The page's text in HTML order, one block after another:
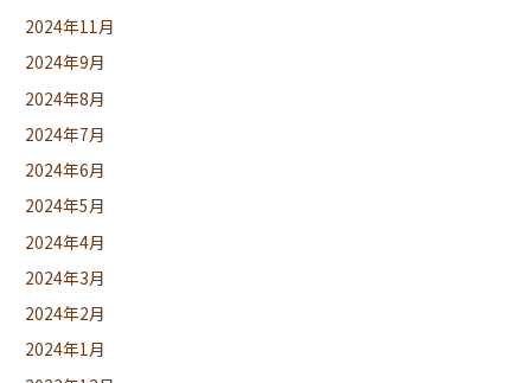
2024年11月
2024年9月
2024年8月
2024年7月
2024年6月
2024年5月
2024年4月
2024年3月
2024年2月
2024年1月